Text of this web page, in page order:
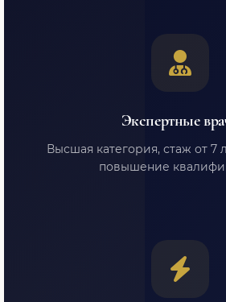
Экспертные
Высшая категория, стаж от 7
повышение